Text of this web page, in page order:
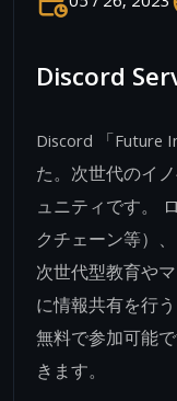
Discord
Discord 「Future
た。次世代のイ
ュニティです。
クチェーン等）
次世代型教育や
に情報共有を行
無料で参加可能
きます。